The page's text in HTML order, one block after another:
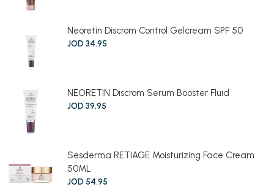
Neoretin Discrom Control Gelcream SPF 50
JOD 34.95
NEORETIN Discrom Serum Booster Fluid
JOD 39.95
Sesderma RETIAGE Moisturizing Face Cream
50ML
JOD 54.95